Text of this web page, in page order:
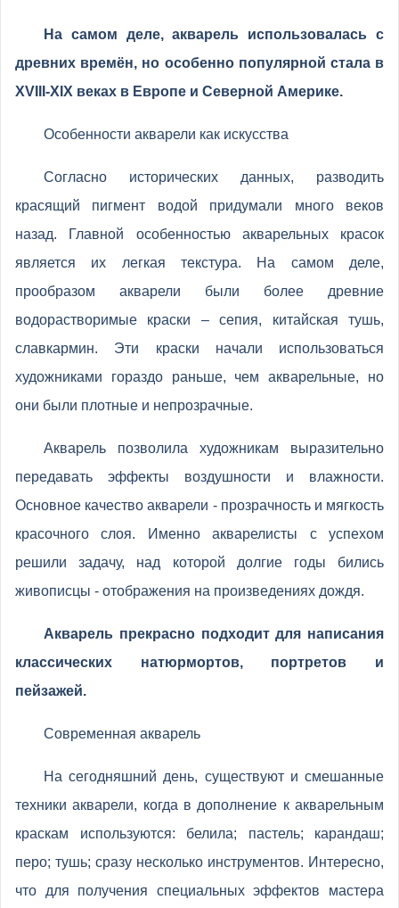
На самом деле, акварель использовалась с
древних времён, но особенно популярной стала в
XVIII-XIX веках в Европе и Северной Америке.
Особенности акварели как искусства
Согласно исторических данных, разводить
красящий пигмент водой придумали много веков
назад. Главной особенностью акварельных красок
является их легкая текстура. На самом деле,
прообразом акварели были более древние
водорастворимые краски – сепия, китайская тушь,
славкармин. Эти краски начали использоваться
художниками гораздо раньше, чем акварельные, но
они были плотные и непрозрачные.
Акварель позволила художникам выразительно
передавать эффекты воздушности и влажности.
Основное качество акварели - прозрачность и мягкость
красочного слоя. Именно акварелисты с успехом
решили задачу, над которой долгие годы бились
живописцы - отображения на произведениях дождя.
Акварель прекрасно подходит для написания
классических натюрмортов, портретов и
пейзажей.
Современная акварель
На сегодняшний день, существуют и смешанные
техники акварели, когда в дополнение к акварельным
краскам используются: белила; пастель; карандаш;
перо; тушь; сразу несколько инструментов. Интересно,
что для получения специальных эффектов мастера